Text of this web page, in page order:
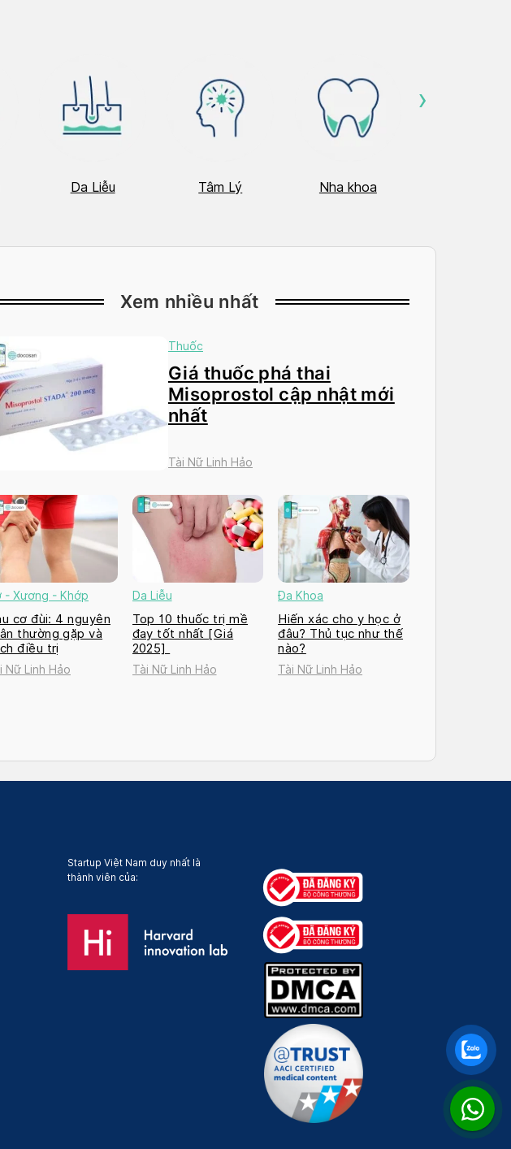
Da Liễu Tâm Lý Nha khoa
›
Xem nhiều nhất
Thuốc
Giá thuốc phá thai
Misoprostol cập nhật mới
nhất
Tài Nữ Linh Hảo
- Xương - Khớp
cơ đùi: 4 nguyên
thường gặp và
điều trị
Nữ Linh Hảo
Da Liễu
Top 10 thuốc trị mề
đay tốt nhất [Giá
2025]
Tài Nữ Linh Hảo
Đa Khoa
Hiến xác cho y học ở
đâu? Thủ tục như thế
nào?
Tài Nữ Linh Hảo
Startup Việt Nam duy nhất là
thành viên của: